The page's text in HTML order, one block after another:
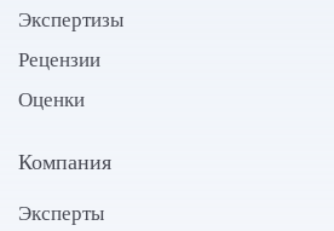
Экспертизы
Рецензии
Оценки
Компания
Эксперты